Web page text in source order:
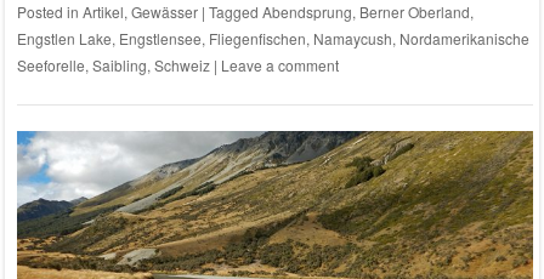
Posted in Artikel, Gewässer | Tagged Abendsprung, Berner Oberland,
Engstlen Lake, Engstlensee, Fliegenfischen, Namaycush, Nordamerikanische
Seeforelle, Saibling, Schweiz | Leave a comment